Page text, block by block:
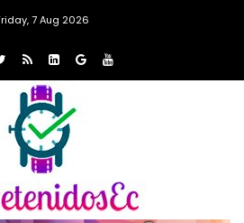
7 Aug 2026